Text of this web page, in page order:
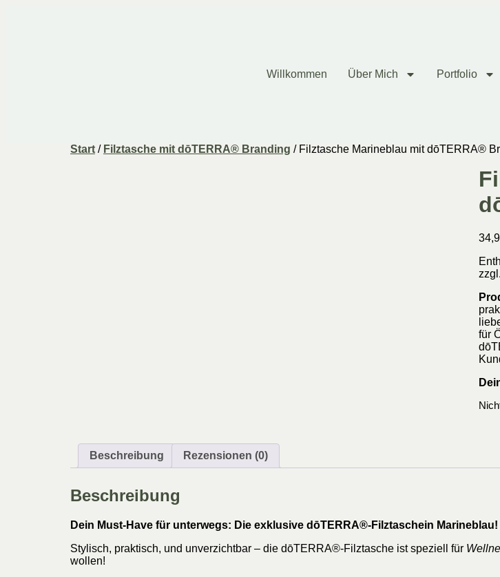
Willkommen Über Mich Portfolio
Start / Filztasche mit dōTERRA® Branding / Filztasche Marineblau mit dōTERRA®
zzgl.
für
Beschreibung Rezensionen (0)
Beschreibung
Dein Must-Have für unterwegs: Die exklusive dōTERRA®-Filztaschein Marineblau!
Stylisch, praktisch, und unverzichtbar – die dōTERRA®-Filztasche ist speziell für
wollen!